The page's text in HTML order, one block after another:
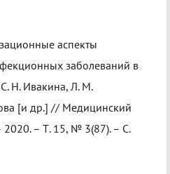
аспекты
заболеваний в
Н. Ивакина, Л. М.
[и др.] // Медицинский
2020. – Т. 15, № 3(87). – С.